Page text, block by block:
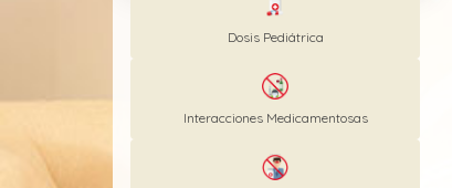
Dosis Pediátrica
Interacciones Medicamentosas